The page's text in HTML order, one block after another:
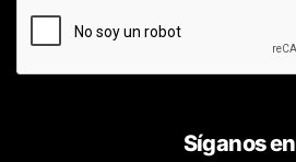
Síganos en